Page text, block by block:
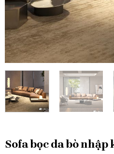
Sofa bọc da bò nhập